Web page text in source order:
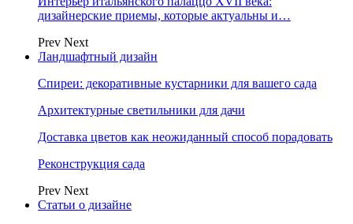
дизайнерские приемы, которые актуальны и…
Prev Next
Ландшафтный дизайн
Спиреи: декоративные кустарники для вашего сада
Архитектурные светильники для дачи
Доставка цветов как неожиданный способ порадовать
Реконструкция сада
Prev Next
Статьи о дизайне